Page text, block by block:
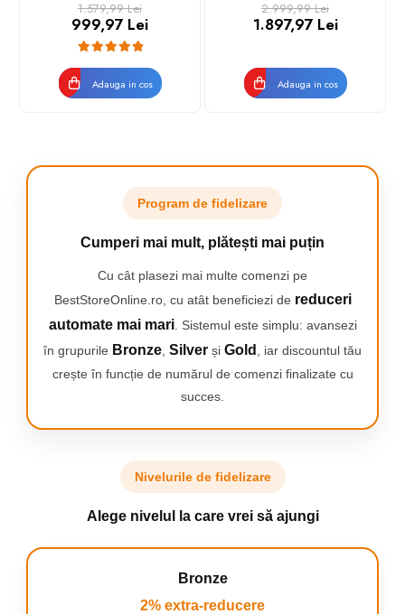
• Sistemul Advanced Care previne supraincalzirea pentru un par
sanatos si stralucitor;
coafura perfecta;
• Difuzorul inclus in pachet este perfect pentru a oferi volum
• Cablu de alimentare de 1.8 m pentru libertate de miscare si
manevrabilitate sporita.
plus de stralucire
emite milioane de ioni
negativi ce reduc efectul de
moale, usor de coafat si plin
Magnetica, Micro-Vibratii,
Inteligenta artificiala,
Display led, Senzor de
presiune Smart, Timer, 7
moduri, 1 capat, Suport
rezerve, Incarcator
1.579,99 Lei
999,97 Lei
Adauga in cos
senzor SmartSkin,
conectare la aplicatia cu
impusuri, accesorii: fata,
corp, Rose Gold/Alb
2.999,99 Lei
1.897,97 Lei
Adauga in cos
Program de fidelizare
Cumperi mai mult, plătești mai puțin
Cu cât plasezi mai multe comenzi pe
BestStoreOnline.ro, cu atât beneficiezi de reduceri
automate mai mari. Sistemul este simplu: avansezi
în grupurile Bronze Silver și Gold
, iar discountul tău
crește în funcție de numărul de comenzi finalizate cu
succes.
Nivelurile de fidelizare
Alege nivelul la care vrei să ajungi
Bronze
2% extra-reducere